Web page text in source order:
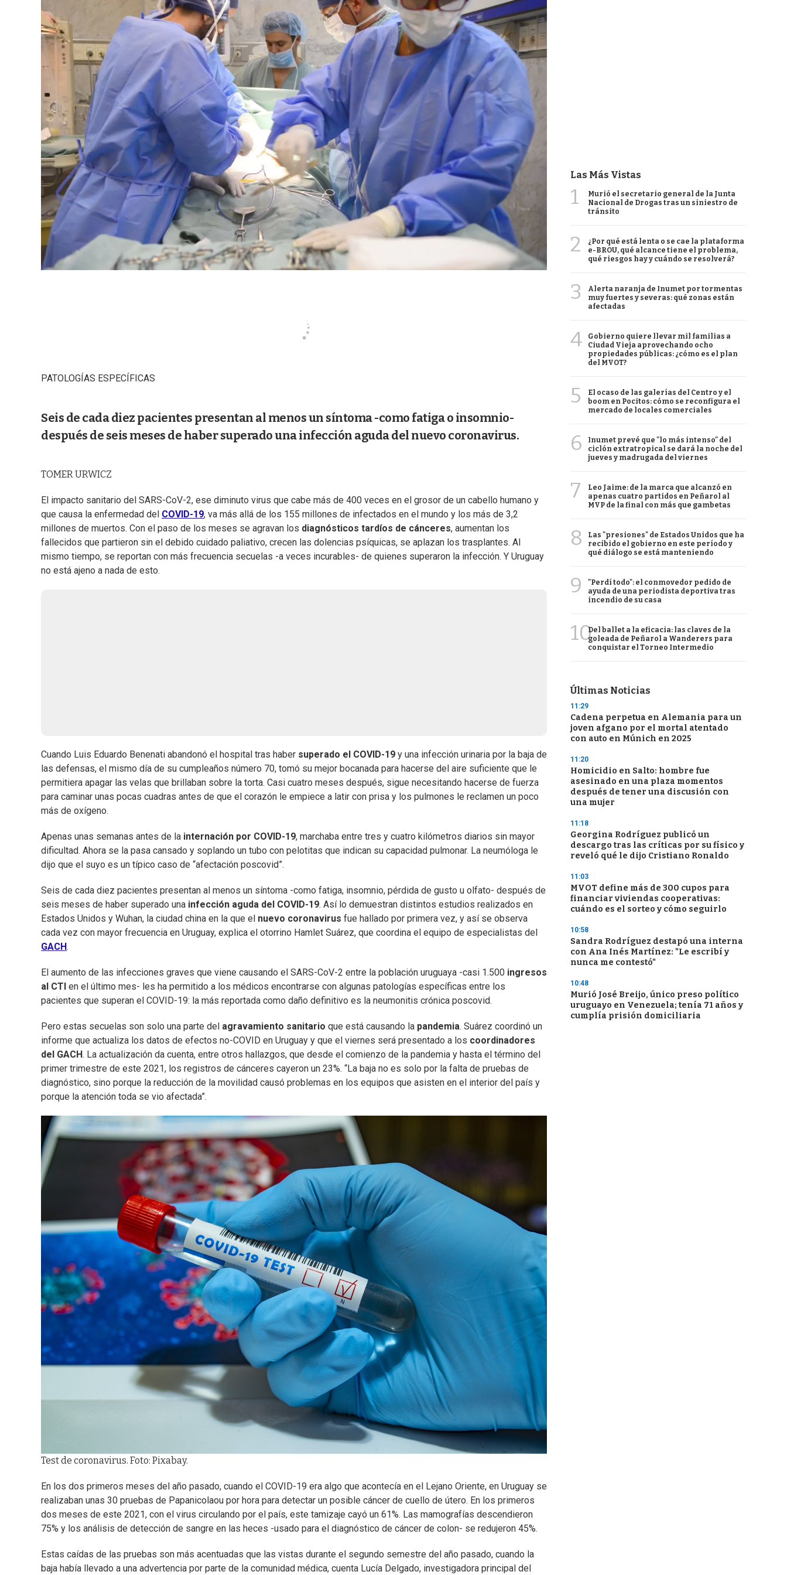
PATOLOGÍAS ESPECÍFICAS
Seis de cada diez pacientes presentan al menos un síntoma -como fatiga o insomnio-
después de seis meses de haber superado una infección aguda del nuevo coronavirus.
TOMER URWICZ
El impacto sanitario del SARS-CoV-2, ese diminuto virus que cabe más de 400 veces en el grosor de un cabello humano y
que causa la enfermedad del COVID-19, va más allá de los 155 millones de infectados en el mundo y los más de 3,2
millones de muertos. Con el paso de los meses se agravan los diagnósticos tardíos de cánceres, aumentan los
fallecidos que partieron sin el debido cuidado paliativo, crecen las dolencias psíquicas, se aplazan los trasplantes. Al
mismo tiempo, se reportan con más frecuencia secuelas -a veces incurables- de quienes superaron la infección. Y Uruguay
no está ajeno a nada de esto.
Cuando Luis Eduardo Benenati abandonó el hospital tras haber superado el COVID-19 y una infección urinaria por la baja de
las defensas, el mismo día de su cumpleaños número 70, tomó su mejor bocanada para hacerse del aire suficiente que le
permitiera apagar las velas que brillaban sobre la torta. Casi cuatro meses después, sigue necesitando hacerse de fuerza
para caminar unas pocas cuadras antes de que el corazón le empiece a latir con prisa y los pulmones le reclamen un poco
más de oxígeno.
Apenas unas semanas antes de la internación por COVID-19, marchaba entre tres y cuatro kilómetros diarios sin mayor
dificultad. Ahora se la pasa cansado y soplando un tubo con pelotitas que indican su capacidad pulmonar. La neumóloga le
dijo que el suyo es un típico caso de “afectación poscovid”.
Seis de cada diez pacientes presentan al menos un síntoma -como fatiga, insomnio, pérdida de gusto u olfato- después de
seis meses de haber superado una infección aguda del COVID-19. Así lo demuestran distintos estudios realizados en
Estados Unidos y Wuhan, la ciudad china en la que el nuevo coronavirus fue hallado por primera vez, y así se observa
cada vez con mayor frecuencia en Uruguay, explica el otorrino Hamlet Suárez, que coordina el equipo de especialistas del
GACH.
El aumento de las infecciones graves que viene causando el SARS-CoV-2 entre la población uruguaya -casi 1.500 ingresos
al CTI en el último mes- les ha permitido a los médicos encontrarse con algunas patologías específicas entre los
pacientes que superan el COVID-19: la más reportada como daño definitivo es la neumonitis crónica poscovid.
Pero estas secuelas son solo una parte del agravamiento sanitario que está causando la pandemia. Suárez coordinó un
informe que actualiza los datos de efectos no-COVID en Uruguay y que el viernes será presentado a los coordinadores
del GACH. La actualización da cuenta, entre otros hallazgos, que desde el comienzo de la pandemia y hasta el término del
primer trimestre de este 2021, los registros de cánceres cayeron un 23%. “La baja no es solo por la falta de pruebas de
diagnóstico, sino porque la reducción de la movilidad causó problemas en los equipos que asisten en el interior del país y
porque la atención toda se vio afectada”.
Test de coronavirus. Foto: Pixabay.
En los dos primeros meses del año pasado, cuando el COVID-19 era algo que acontecía en el Lejano Oriente, en Uruguay se
realizaban unas 30 pruebas de Papanicolaou por hora para detectar un posible cáncer de cuello de útero. En los primeros
dos meses de este 2021, con el virus circulando por el país, este tamizaje cayó un 61%. Las mamografías descendieron
75% y los análisis de detección de sangre en las heces -usado para el diagnóstico de cáncer de colon- se redujeron 45%.
Estas caídas de las pruebas son más acentuadas que las vistas durante el segundo semestre del año pasado, cuando la
baja había llevado a una advertencia por parte de la comunidad médica, cuenta Lucía Delgado, investigadora principal del
Las Más Vistas
1
Murió el secretario general de la Junta
Nacional de Drogas tras un siniestro de
tránsito
2
¿Por qué está lenta o se cae la plataforma
e-BROU, qué alcance tiene el problema,
qué riesgos hay y cuándo se resolverá?
3
Alerta naranja de Inumet por tormentas
muy fuertes y severas: qué zonas están
afectadas
4
Gobierno quiere llevar mil familias a
Ciudad Vieja aprovechando ocho
propiedades públicas: ¿cómo es el plan
del MVOT?
5
El ocaso de las galerías del Centro y el
boom en Pocitos: cómo se reconfigura el
mercado de locales comerciales
6
Inumet prevé que "lo más intenso" del
ciclón extratropical se dará la noche del
jueves y madrugada del viernes
7
Leo Jaime: de la marca que alcanzó en
apenas cuatro partidos en Peñarol al
MVP de la final con más que gambetas
8
Las "presiones" de Estados Unidos que ha
recibido el gobierno en este período y
qué diálogo se está manteniendo
9
"Perdí todo": el conmovedor pedido de
ayuda de una periodista deportiva tras
incendio de su casa
10Del ballet a la eficacia: las claves de la
goleada de Peñarol a Wanderers para
conquistar el Torneo Intermedio
Últimas Noticias
11:29
Cadena perpetua en Alemania para un
joven afgano por el mortal atentado
con auto en Múnich en 2025
11:20
Homicidio en Salto: hombre fue
asesinado en una plaza momentos
después de tener una discusión con
una mujer
11:18
Georgina Rodríguez publicó un
descargo tras las críticas por su físico y
reveló qué le dijo Cristiano Ronaldo
11:03
MVOT define más de 300 cupos para
financiar viviendas cooperativas:
cuándo es el sorteo y cómo seguirlo
10:58
Sandra Rodríguez destapó una interna
con Ana Inés Martínez: "Le escribí y
nunca me contestó"
10:48
Murió José Breijo, único preso político
uruguayo en Venezuela; tenía 71 años y
cumplía prisión domiciliaria